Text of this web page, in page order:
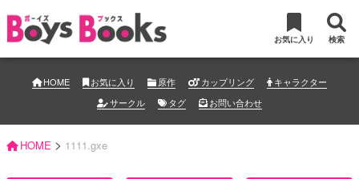
お気に入り 検索
HOME お気に入り 原作 カップリング
キャラクター
サークル
タグ お問い合わせ
HOME > 1111.gxe